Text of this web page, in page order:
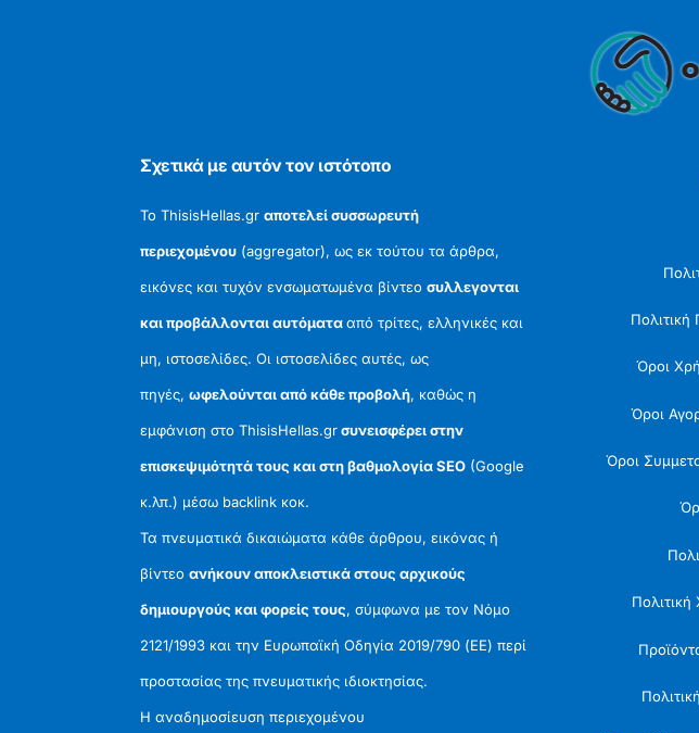
Σχετικά με αυτόν τον ιστότοπο
Το ThisisHellas.grαποτελεί συσσωρευτή
περιεχομένου (aggregator), ως εκ τούτου τα άρθρα,
εικόνες και τυχόν ενσωματωμένα βίντεοσυλλεγονται
και προβάλλονται αυτόματααπό τρίτες, ελληνικές και
μη, ιστοσελίδες. Οι ιστοσελίδες αυτές, ως
πηγές,ωφελούνται από κάθε προβολή, καθώς η
εμφάνιση στο ThisisHellas.grσυνεισφέρει στην
επισκεψιμότητά τους και στη βαθμολογία SEO (Google
κ.λπ.) μέσω backlink κοκ.
Τα πνευματικά δικαιώματα κάθε άρθρου, εικόνας ή
βίντεοανήκουν αποκλειστικά στους αρχικούς
δημιουργούς και φορείς τους, σύμφωνα με τον Νόμο
2121/1993 και την Ευρωπαϊκή Οδηγία 2019/790 (ΕΕ) περί
προστασίας της πνευματικής ιδιοκτησίας.
Η αναδημοσίευση περιεχομένου
Όροι
Όροι
Όροι